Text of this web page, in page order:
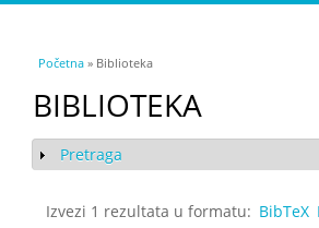
You are here
Početna » Biblioteka
BIBLIOTEKA
Show
Pretraga
Izvezi 1 rezultata u formatu: BibTeX